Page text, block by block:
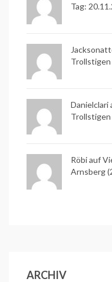
Tag:
Trollstigen
Danielclari
Trollstigen
Röbi auf
Arnsberg
ARCHIV